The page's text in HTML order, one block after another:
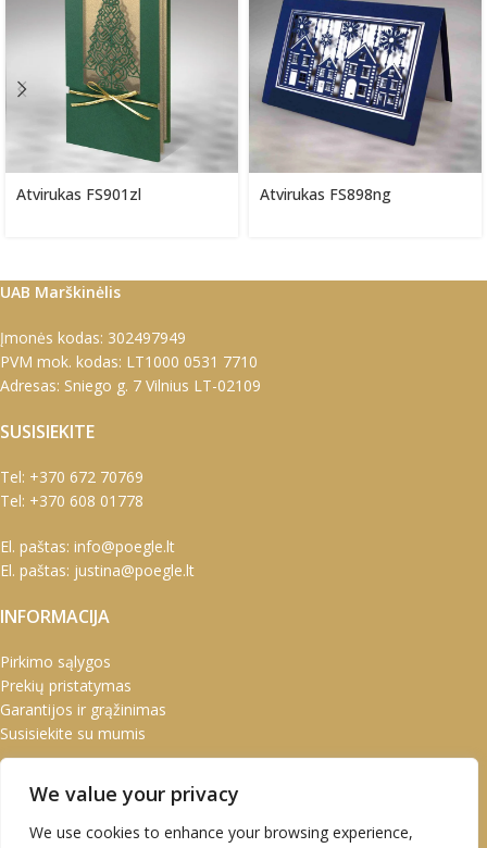
We value your privacy
We use cookies to enhance your browsing experience,
Atvirukas FS901zl Atvirukas FS898ng
UAB Marškinėlis
Įmonės kodas: 302497949
PVM mok. kodas: LT1000 0531 7710
Adresas: Sniego g. 7 Vilnius LT-02109
SUSISIEKITE
Tel: +370 672 70769
Tel: +370 608 01778
El. paštas: info@poegle.lt
El. paštas: justina@poegle.lt
INFORMACIJA
Pirkimo sąlygos
Prekių pristatymas
Garantijos ir grąžinimas
Susisiekite su mumis
Paskyra